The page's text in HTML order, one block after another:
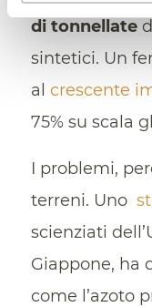
di tonnellate
sintetici. Un
al crescente
75% su scala
I problemi,
terreni. Uno
scienziati
Giappone, ha
come l’azoto